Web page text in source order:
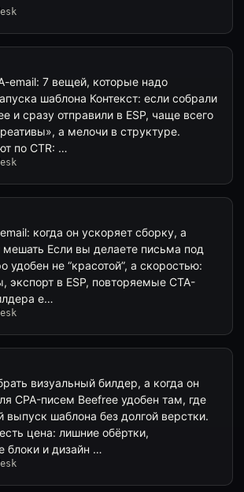
email: 7 вещей, которые надо
шаблона Контекст: если собрали
и сразу отправили в ESP, чаще всего
а мелочи в структуре.
по CTR: …
когда он ускоряет сборку, а
мешать Если вы делаете письма под
удобен не “красотой”, а скоростью:
экспорт в ESP, повторяемые CTA-
е…
визуальный билдер, а когда он
CPA-писем Beefree удобен там, где
шаблона без долгой верстки.
цена: лишние обёртки,
блоки и дизайн …